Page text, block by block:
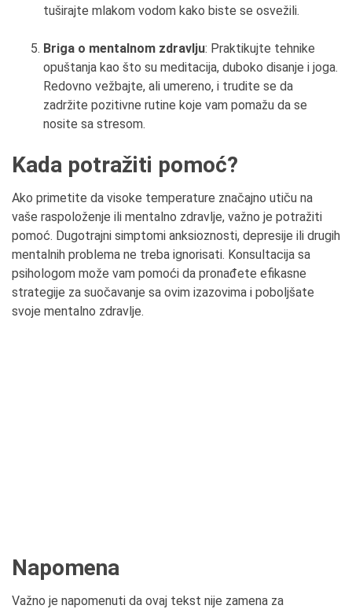
tuširajte mlakom vodom kako biste se osvežili.
Briga o mentalnom zdravlju: Praktikujte tehnike
opuštanja kao što su meditacija, duboko disanje i joga.
Redovno vežbajte, ali umereno, i trudite se da
zadržite pozitivne rutine koje vam pomažu da se
nosite sa stresom.
Kada potražiti pomoć?
Ako primetite da visoke temperature značajno utiču na
vaše raspoloženje ili mentalno zdravlje, važno je potražiti
pomoć. Dugotrajni simptomi anksioznosti, depresije ili drugih
mentalnih problema ne treba ignorisati. Konsultacija sa
psihologom može vam pomoći da pronađete efikasne
strategije za suočavanje sa ovim izazovima i poboljšate
svoje mentalno zdravlje.
Napomena
Važno je napomenuti da ovaj tekst nije zamena za